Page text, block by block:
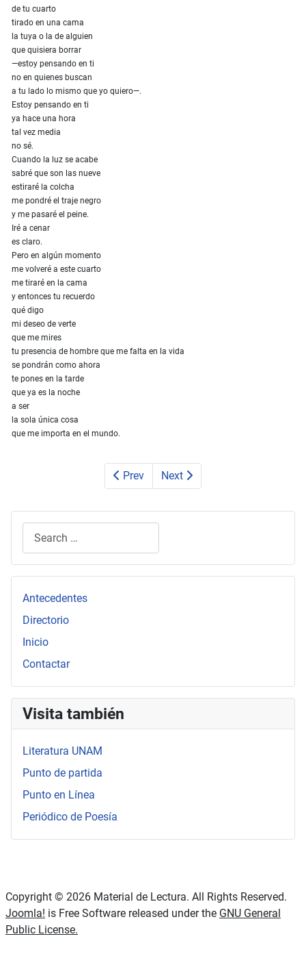
de tu cuarto
tirado en una cama
la tuya o la de alguien
que quisiera borrar
—estoy pensando en ti
no en quienes buscan
a tu lado lo mismo que yo quiero—.
Estoy pensando en ti
ya hace una hora
tal vez media
no sé.
Cuando la luz se acabe
sabré que son las nueve
estiraré la colcha
me pondré el traje negro
y me pasaré el peine.
Iré a cenar
es claro.
Pero en algún momento
me volveré a este cuarto
me tiraré en la cama
y entonces tu recuerdo
qué digo
mi deseo de verte
que me mires
tu presencia de hombre que me falta en la vida
se pondrán como ahora
te pones en la tarde
que ya es la noche
a ser
la sola única cosa
que me importa en el mundo.
Prev Next
Antecedentes
Directorio
Inicio
Contactar
Visita también
Literatura UNAM
Punto de partida
Punto en Línea
Periódico de Poesía
Copyright © 2026 Material de Lectura. All Rights Reserved.
Joomla! is Free Software released under the GNU General
Public License.